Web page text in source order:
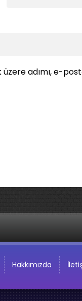
adımı, e-
Hakkımızda